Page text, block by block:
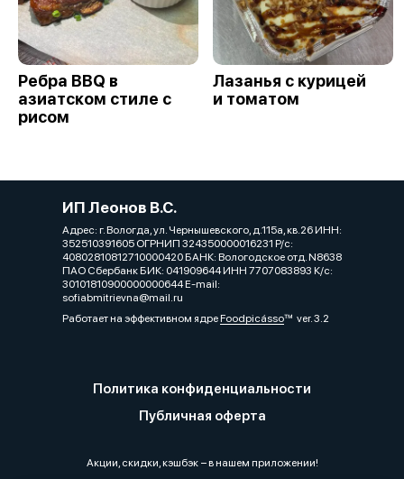
Ребра BBQ в
азиатском стиле с
рисом
Лазанья с курицей
и томатом
ИП Леонов В.С.
Адрес: г. Вологда, ул. Чернышевского, д.115а, кв.26 ИНН:
352510391605 ОГРНИП 324350000016231 Р/с:
40802810812710000420 БАНК: Вологодское отд. N8638
ПАО Сбербанк БИК: 041909644 ИНН 7707083893 К/с:
30101810900000000644 E-mail:
sofiabmitrievna@mail.ru
Работает на эффективном ядреFoodpicássover. 3.2
Политика конфиденциальности
Публичная оферта
Акции, скидки, кэшбэк − в нашем приложении!